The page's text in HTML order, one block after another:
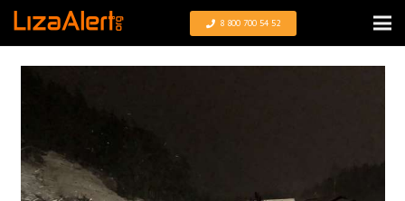
8 800 700 54 52